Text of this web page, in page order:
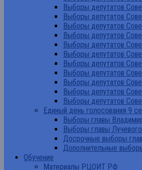
Выборы депутатов
Выборы депутатов
Выборы депутатов
Выборы депутатов
Выборы депутатов
Выборы депутатов
Выборы депутатов
Выборы депутатов
Выборы депутатов
Выборы депутатов
Выборы депутатов
Единый день голосования 9
Выборы главы
Выборы главы
Досрочные выборы
Дополнительные
Обучение
Материалы РЦОИТ РФ